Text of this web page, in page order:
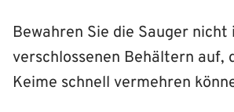
Bewahren Sie die Sauger nicht
verschlossenen Behältern auf,
Keime schnell vermehren